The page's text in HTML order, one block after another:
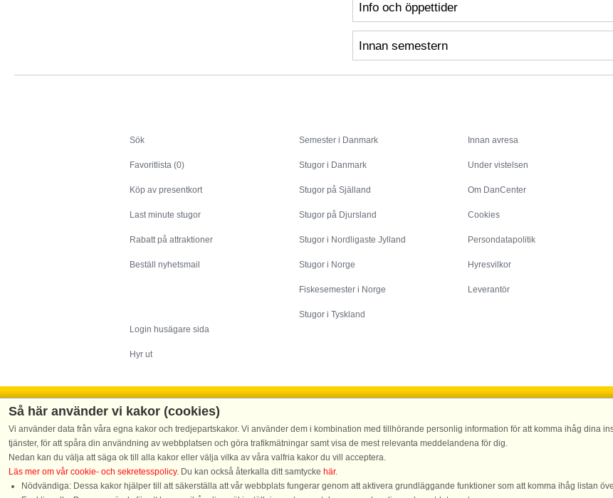
Info och öppettider
Innan semestern
Sök
Favoritlista (0)
Köp av presentkort
Last minute stugor
Rabatt på attraktioner
Beställ nyhetsmail
Login husägare sida
Hyr ut
Semester i Danmark
Stugor i Danmark
Stugor på Själland
Stugor på Djursland
Stugor i Nordligaste Jylland
Stugor i Norge
Fiskesemester i Norge
Stugor i Tyskland
Innan avresa
Under vistelsen
Om DanCenter
Cookies
Persondatapolitik
Hyresvilkor
Leverantör
DanCenter A/S - Kronprinsensgade 3, 2. - 1114 København K -
Tel.: +45 70 13 00 00 - Fax.: +45 70 13 70 70 - Bank: Danske Bank/Stockholm Bank-giro nr.
DanCenters betyg |
Så här använder vi kakor (cookies)
Vi använder data från våra egna kakor och tredjepartskakor. Vi använder dem i kombination med tillhörande personlig information för att komma ihåg dina
tjänster, för att spåra din användning av webbplatsen och göra trafikmätningar samt visa de mest relevanta meddelandena för dig.
Nedan kan du välja att säga ok till alla kakor eller välja vilka av våra valfria kakor du vill acceptera.
Läs mer om vår cookie- och sekretesspolicy. Du kan också återkalla ditt samtycke här.
Nödvändiga: Dessa kakor hjälper till att säkerställa att vår webbplats fungerar genom att aktivera grundläggande funktioner som att komma ihåg listan